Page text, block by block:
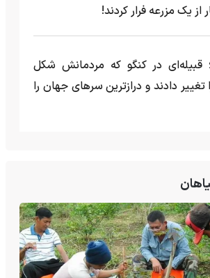
از یک مزرعه‌ فرار کردند!
قبیله‌ای در کنگو که مردمانش شکل
دادند و درازترین سرهای جهان را